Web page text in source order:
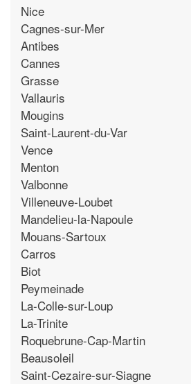
Nice
Cagnes-sur-Mer
Antibes
Cannes
Grasse
Vallauris
Mougins
Saint-Laurent-du-Var
Vence
Menton
Valbonne
Villeneuve-Loubet
Mandelieu-la-Napoule
Mouans-Sartoux
Carros
Biot
Peymeinade
La-Colle-sur-Loup
La-Trinite
Roquebrune-Cap-Martin
Beausoleil
Saint-Cezaire-sur-Siagne